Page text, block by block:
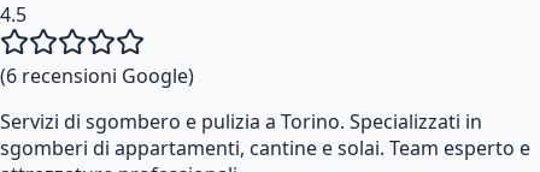
4.5
(6 recensioni Google)
Servizi di sgombero e pulizia a Torino. Specializzati in
sgomberi di appartamenti, cantine e solai. Team esperto e